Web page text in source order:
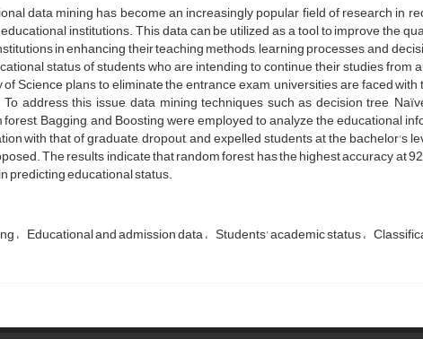
data mining has become an increasingly popular field of research in
institutions. This data can be utilized as a tool to improve the
in enhancing their teaching methods, learning processes, and
status of students who are intending to continue their studies from
of Science plans to eliminate the entrance exam, universities are faced
address this issue, data mining techniques such as decision tree,
Bagging, and Boosting were employed to analyze the educational
with that of graduate, dropout, and expelled students at the bachelor's
The results indicate that random forest has the highest accuracy at
predicting educational status.
Educational and admission data Students' academic status